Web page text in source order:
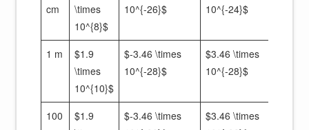
cm
\times
10^{8}$
10^{-26}$
10^{-24}$
1 m
$1.9
\times
10^{10}$
$-3.46 \times
10^{-28}$
$3.46 \times
10^{-28}$
100
$1.9
$-3.46 \times
$3.46 \times